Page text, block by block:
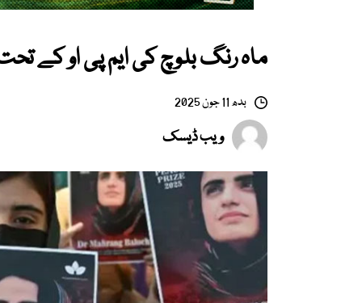
ماہ رنگ بلوچ کی ایم پی او کے
بدھ 11 جون 2025
ویب ڈیسک